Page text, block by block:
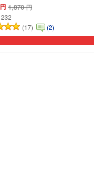
円 1,870 円
232
(17)
(2)